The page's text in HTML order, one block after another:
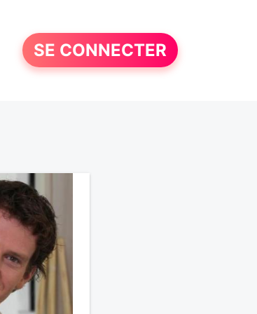
SE CONNECTER